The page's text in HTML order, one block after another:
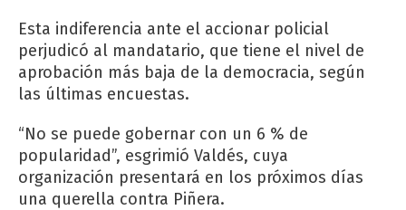
Esta indiferencia ante el accionar policial
perjudicó al mandatario, que tiene el nivel de
aprobación más baja de la democracia, según
las últimas encuestas.
“No se puede gobernar con un 6 % de
popularidad”, esgrimió Valdés, cuya
organización presentará en los próximos días
una querella contra Piñera.